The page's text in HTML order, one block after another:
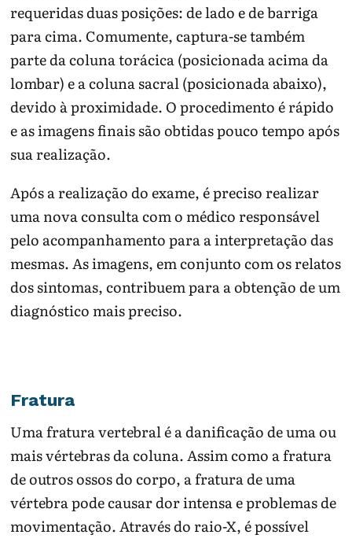
requeridas duas posições: de lado e de barriga
para cima. Comumente, captura-se também
parte da coluna torácica (posicionada acima da
lombar) e a coluna sacral (posicionada abaixo),
devido à proximidade. O procedimento é rápido
e as imagens finais são obtidas pouco tempo após
sua realização.
Após a realização do exame, é preciso realizar
uma nova consulta com o médico responsável
pelo acompanhamento para a interpretação das
mesmas. As imagens, em conjunto com os relatos
dos sintomas, contribuem para a obtenção de um
diagnóstico mais preciso.
Fratura
Uma fratura vertebral é a danificação de uma ou
mais vértebras da coluna. Assim como a fratura
de outros ossos do corpo, a fratura de uma
vértebra pode causar dor intensa e problemas de
movimentação. Através do raio-X, é possível